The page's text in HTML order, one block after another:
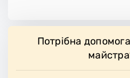
Потрібна